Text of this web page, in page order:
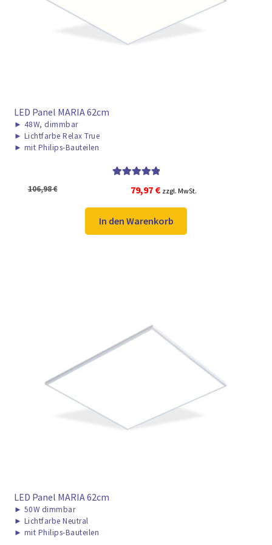
► ZAHLARTEN
► VERSANDARTEN
LED Panel MARIA 62cm
► 48W, dimmbar
► Lichtfarbe Relax True
► mit Philips-Bauteilen
von 5
106,98€
Ursprünglicher
Preis
war:
106,98 €
79,97 €Aktueller
Preis
ist:
79,97 €.
zzgl. MwSt.
In den Warenkorb
LED Panel MARIA 62cm
► 50W dimmbar
► Lichtfarbe Neutral
► mit Philips-Bauteilen